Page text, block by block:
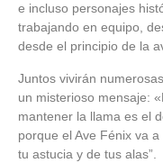
e incluso personajes
trabajando en equipo,
desde el principio de la
Juntos vivirán
un misterioso mensaje:
mantener la llama es el
porque el Ave Fénix va
tu astucia y de tus alas”.